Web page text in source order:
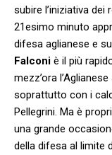
subire l’iniziativa
21esimo minuto
difesa aglianese e
Falconi è il più
mezz’ora
soprattutto con i
Pellegrini. Ma è
una grande
della difesa al limite